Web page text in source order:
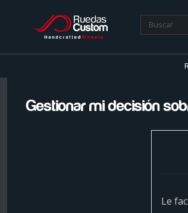
Gestionar mi decisión
Le